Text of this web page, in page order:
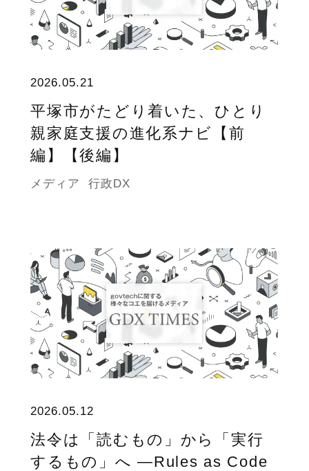
2026.05.21
平塚市がたどり着いた、ひとり
親家庭支援の進化系ナビ【前
編】【後編】
メディア 行政DX
2026.05.12
法令は「読むもの」から「実行
するもの」へ ―Rules as Code